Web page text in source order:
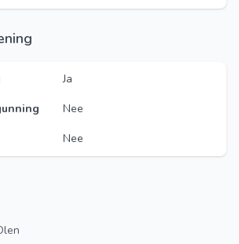
Ja
Nee
Nee